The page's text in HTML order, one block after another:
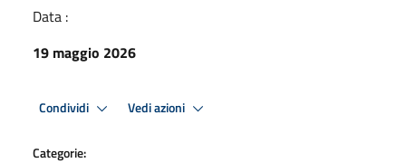
Data :
19 maggio 2026
Condividi Vedi azioni
Categorie: